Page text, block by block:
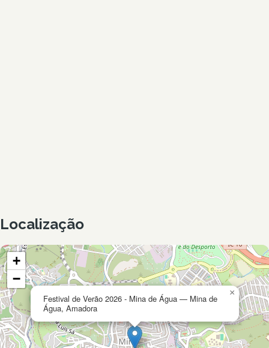
Localização
Festival de Verão 2026 - Mina de Água — Mina de
Água, Amadora
×
+
−